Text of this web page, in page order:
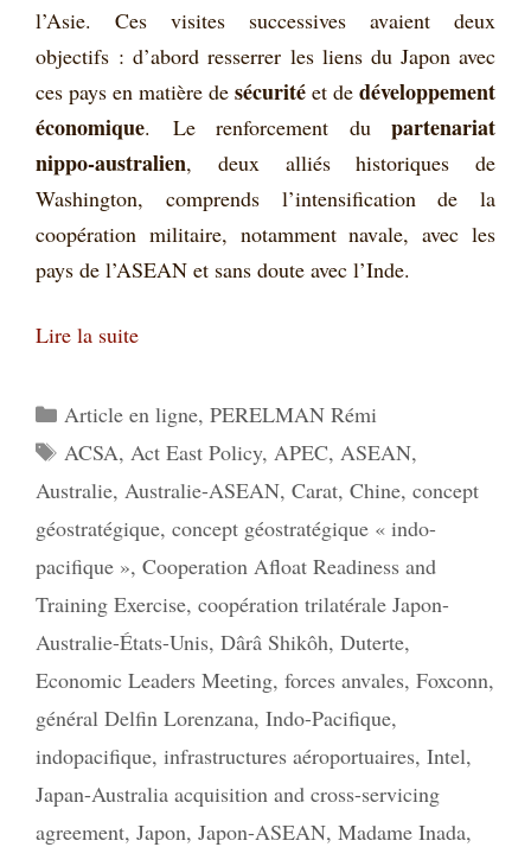
l’Asie. Ces visites successives avaient deux
objectifs : d’abord resserrer les liens du Japon avec
ces pays en matière de sécurité et de développement
économique. Le renforcement du partenariat
nippo-australien, deux alliés historiques de
Washington, comprends l’intensification de la
coopération militaire, notamment navale, avec les
pays de l’ASEAN et sans doute avec l’Inde.
Lire la suite
Catégories
Article en ligne, PERELMAN Rémi
Étiquettes
ACSA, Act East Policy, APEC, ASEAN,
Australie, Australie-ASEAN, Carat, Chine, concept
géostratégique, concept géostratégique « indo-
pacifique », Cooperation Afloat Readiness and
Training Exercise, coopération trilatérale Japon-
Australie-États-Unis, Dârâ Shikôh, Duterte,
Economic Leaders Meeting, forces anvales, Foxconn,
général Delfin Lorenzana, Indo-Pacifique,
indopacifique, infrastructures aéroportuaires, Intel,
Japan-Australia acquisition and cross-servicing
agreement, Japon, Japon-ASEAN, Madame Inada,